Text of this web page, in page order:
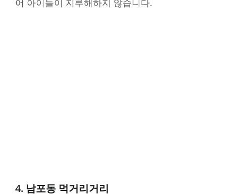
어 아이들이 지루해하지 않습니다.
4. 남포동 먹거리거리